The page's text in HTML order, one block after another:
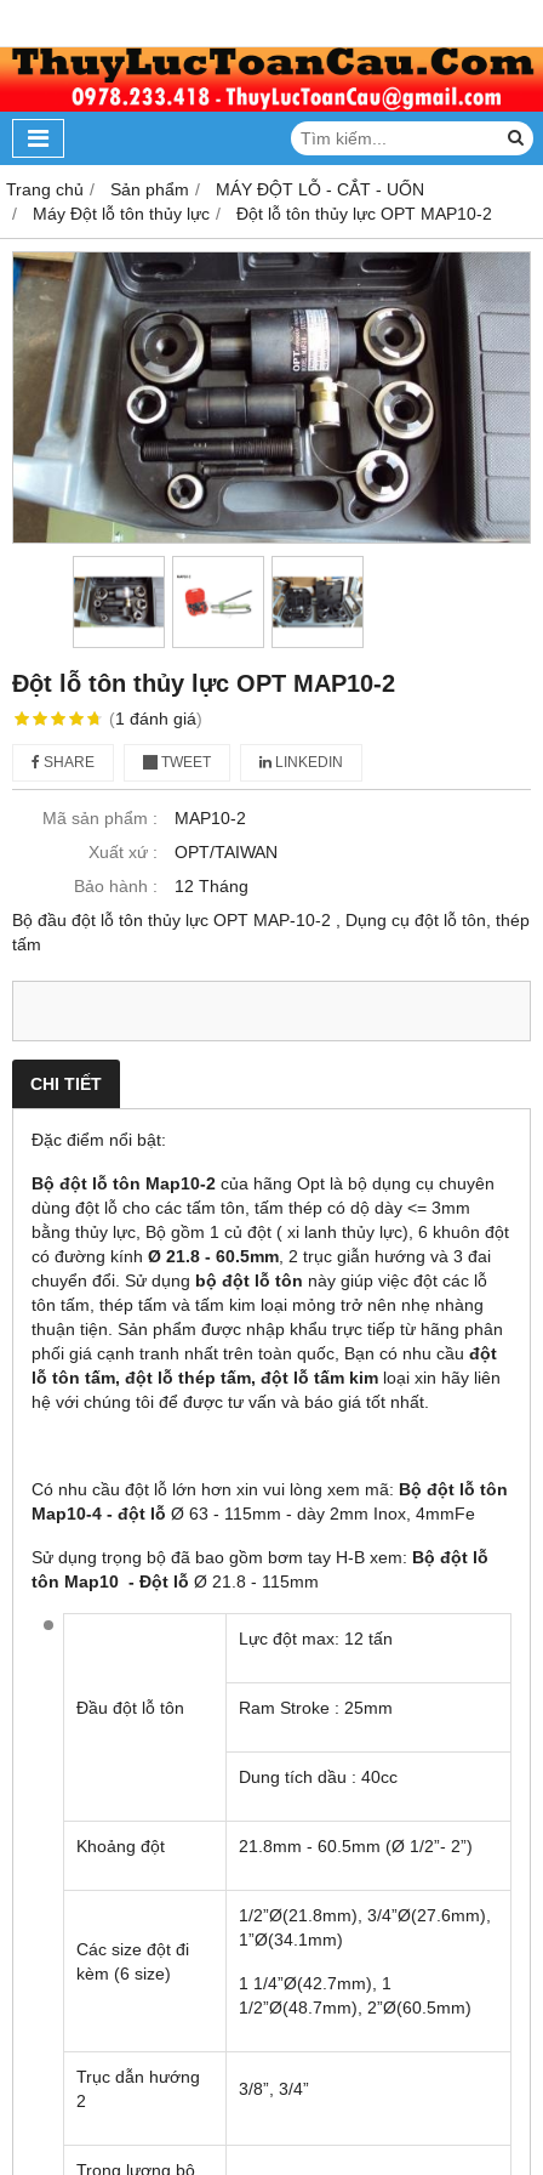
Trang chủ Sản phẩm
MÁY ĐỘT LỖ - CẮT - UỐN
Máy Đột lỗ tôn thủy lực
Đột lỗ tôn thủy lực OPT MAP10-2
Đột lỗ tôn thủy lực OPT MAP10-2
(1 đánh giá)
SHARE TWEET LINKEDIN
Mã sản phẩm :
MAP10-2
Xuất xứ :
OPT/TAIWAN
Bảo hành :
12 Tháng
Bộ đầu đột lỗ tôn thủy lực OPT MAP-10-2 , Dụng cụ đột lỗ tôn, thép
tấm
CHI TIẾT
Đặc điểm nổi bật:
Bộ đột lỗ tôn Map10-2 của hãng Opt là bộ dụng cụ chuyên
dùng đột lỗ cho các tấm tôn, tấm thép có dộ dày <= 3mm
bằng thủy lực, Bộ gồm 1 củ đột ( xi lanh thủy lực), 6 khuôn đột
có đường kính Ø 21.8 - 60.5mm , 2 trục giẫn hướng và 3 đai
chuyển đổi. Sử dụng bộ đột lỗ tôn này giúp việc đột các lỗ
tôn tấm, thép tấm và tấm kim loại mỏng trở nên nhẹ nhàng
thuận tiện. Sản phẩm được nhập khẩu trực tiếp từ hãng phân
phối giá cạnh tranh nhất trên toàn quốc, Bạn có nhu cầu đột
lỗ tôn tấm, đột lỗ thép tấm, đột lỗ tấm kim loại xin hãy liên
hệ với chúng tôi để được tư vấn và báo giá tốt nhất.
Có nhu cầu đột lỗ lớn hơn xin vui lòng xem mã: Bộ đột lỗ tôn
Map10-4 - đột lỗ Ø 63 - 115mm - dày 2mm Inox, 4mmFe
Sử dụng trọng bộ đã bao gồm bơm tay H-B xem: Bộ đột lỗ
tôn Map10 - Đột lỗ Ø 21.8 - 115mm
Đầu đột lỗ tôn
Lực đột max: 12 tấn
Ram Stroke : 25mm
Dung tích dầu : 40cc
Khoảng đột 21.8mm - 60.5mm (Ø 1/2”- 2”)
Các size đột đi
kèm (6 size)
1/2”Ø(21.8mm), 3/4”Ø(27.6mm),
1”Ø(34.1mm)
1 1/4”Ø(42.7mm), 1
1/2”Ø(48.7mm), 2”Ø(60.5mm)
Trục dẫn hướng
2
3/8”, 3/4”
Trọng lượng bộ